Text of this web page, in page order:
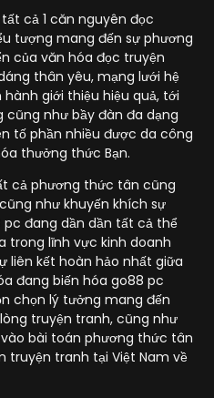
cả 1 căn nguyên đọc
tượng mang đến sự phương
của văn hóa đọc truyện
thân yêu, mạng lưới hệ
giới thiệu hiệu quả, tới
như bầy đàn đa dạng
tố phần nhiều được da công
thưởng thức Bạn.
cả phương thức tân cũng
như khuyến khích sự
đang dần dần tất cả thể
trong lĩnh vực kinh doanh
liên kết hoàn hảo nhất giữa
đang biến hóa go88 pc
chọn lý tưởng mang đến
truyện tranh, cũng như
bài toán phương thức tân
truyện tranh tại Việt Nam về